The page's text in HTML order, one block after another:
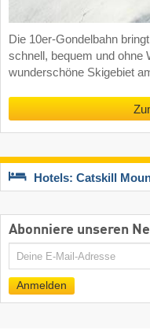
Die 10er-Gondelbahn
schnell, bequem und ohne
wunderschöne Skigebiet
Hotels: Catskill
Abonniere unseren
E-
Anmelden